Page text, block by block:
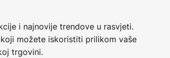
i najnovije trendove u rasvjeti.
možete iskoristiti prilikom vaše
trgovini.